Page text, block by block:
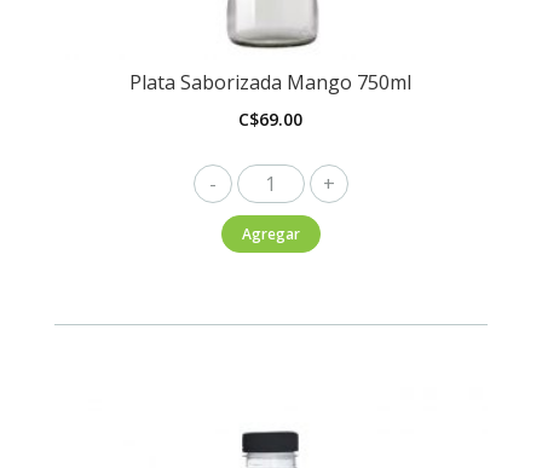
Plata Saborizada Mango 750ml
C$69.00
Plata
Saborizada
Mango
Agregar